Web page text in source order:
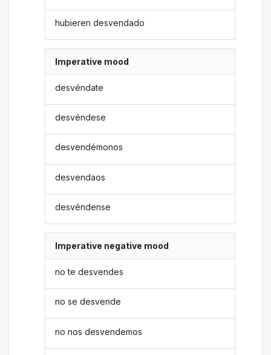
hubieren desvendado
Imperative mood
desvéndate
desvéndese
desvendémonos
desvendaos
desvéndense
Imperative negative mood
no te desvendes
no se desvende
no nos desvendemos